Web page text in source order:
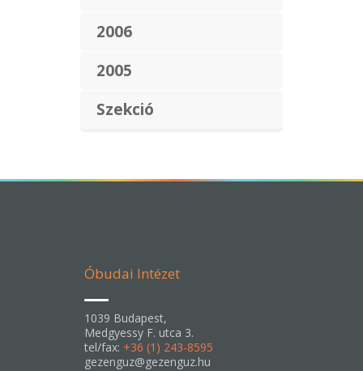
2006
2005
Szekció
Óbudai Intézet
1039 Budapest,
Medgyessy F. utca 3.
tel/fax: +36 (1) 243-8595
gezenguz@gezenguz.hu